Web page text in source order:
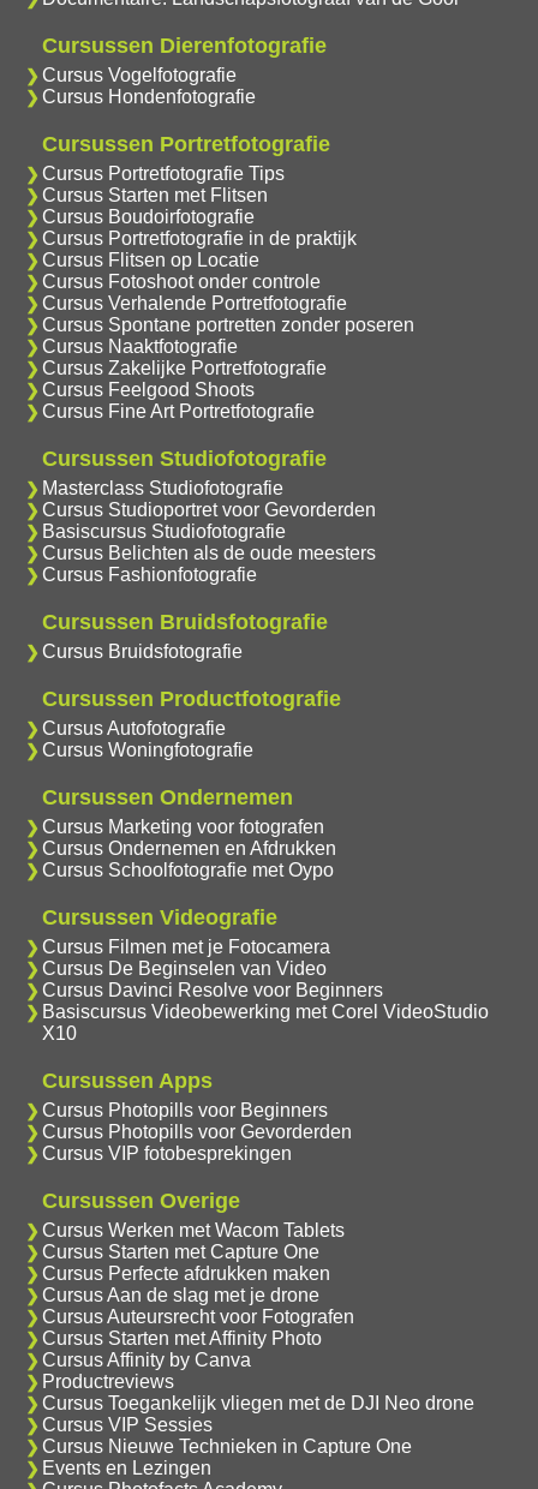
Cursussen Dierenfotografie
Cursus Vogelfotografie
Cursus Hondenfotografie
Cursussen Portretfotografie
Cursus Portretfotografie Tips
Cursus Starten met Flitsen
Cursus Boudoirfotografie
Cursus Portretfotografie in de praktijk
Cursus Flitsen op Locatie
Cursus Fotoshoot onder controle
Cursus Verhalende Portretfotografie
Cursus Spontane portretten zonder poseren
Cursus Naaktfotografie
Cursus Zakelijke Portretfotografie
Cursus Feelgood Shoots
Cursus Fine Art Portretfotografie
Cursussen Studiofotografie
Masterclass Studiofotografie
Cursus Studioportret voor Gevorderden
Basiscursus Studiofotografie
Cursus Belichten als de oude meesters
Cursus Fashionfotografie
Cursussen Bruidsfotografie
Cursus Bruidsfotografie
Cursussen Productfotografie
Cursus Autofotografie
Cursus Woningfotografie
Cursussen Ondernemen
Cursus Marketing voor fotografen
Cursus Ondernemen en Afdrukken
Cursus Schoolfotografie met Oypo
Cursussen Videografie
Cursus Filmen met je Fotocamera
Cursus De Beginselen van Video
Cursus Davinci Resolve voor Beginners
Basiscursus Videobewerking met Corel VideoStudio
X10
Cursussen Apps
Cursus Photopills voor Beginners
Cursus Photopills voor Gevorderden
Cursus VIP fotobesprekingen
Cursussen Overige
Cursus Werken met Wacom Tablets
Cursus Starten met Capture One
Cursus Perfecte afdrukken maken
Cursus Aan de slag met je drone
Cursus Auteursrecht voor Fotografen
Cursus Starten met Affinity Photo
Cursus Affinity by Canva
Productreviews
Cursus Toegankelijk vliegen met de DJI Neo drone
Cursus VIP Sessies
Cursus Nieuwe Technieken in Capture One
Events en Lezingen